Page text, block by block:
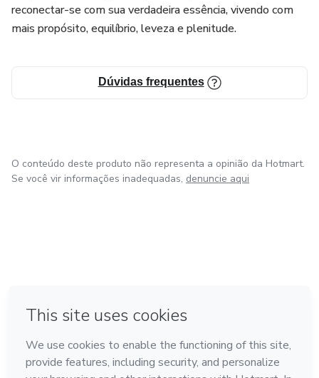
reconectar-se com sua verdadeira essência, vivendo com
mais propósito, equilíbrio, leveza e plenitude.
Dúvidas frequentes
O conteúdo deste produto não representa a opinião da Hotmart.
Se você vir informações inadequadas, denuncie aqui
Feito com ❤ na Cidade do México